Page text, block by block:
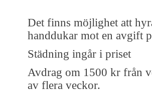
Det finns möjlighet att
handdukar mot en avgift
Städning ingår i priset
Avdrag om 1500 kr från
av flera veckor.